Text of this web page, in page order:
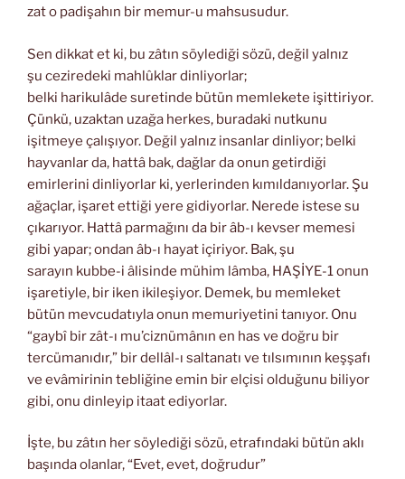
zat o padişahın bir memur-u mahsusudur.
Sen dikkat et ki, bu zâtın söylediği sözü, değil yalnız
şu ceziredeki mahlûklar dinliyorlar;
belki harikulâde suretinde bütün memlekete işittiriyor.
Çünkü, uzaktan uzağa herkes, buradaki nutkunu
işitmeye çalışıyor. Değil yalnız insanlar dinliyor; belki
hayvanlar da, hattâ bak, dağlar da onun getirdiği
emirlerini dinliyorlar ki, yerlerinden kımıldanıyorlar. Şu
ağaçlar, işaret ettiği yere gidiyorlar. Nerede istese su
çıkarıyor. Hattâ parmağını da bir âb-ı kevser memesi
gibi yapar; ondan âb-ı hayat içiriyor. Bak, şu
sarayın kubbe-i âlisinde mühim lâmba, HAŞİYE-1 onun
işaretiyle, bir iken ikileşiyor. Demek, bu memleket
bütün mevcudatıyla onun memuriyetini tanıyor. Onu
“gaybî bir zât-ı mu’ciznümânın en has ve doğru bir
tercümanıdır,” bir dellâl-ı saltanatı ve tılsımının keşşafı
ve evâmirinin tebliğine emin bir elçisi olduğunu biliyor
gibi, onu dinleyip itaat ediyorlar.
İşte, bu zâtın her söylediği sözü, etrafındaki bütün aklı
başında olanlar, “Evet, evet, doğrudur”